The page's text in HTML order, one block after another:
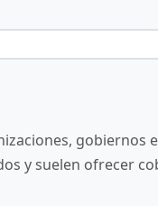
gobiernos
y suelen ofrecer